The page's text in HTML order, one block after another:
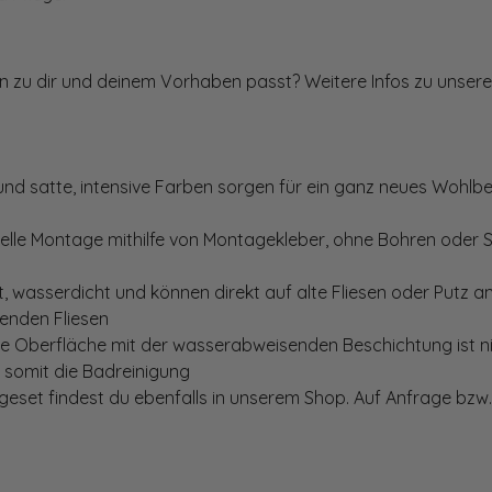
dir und deinem Vorhaben passt? Weitere Infos zu
satte, intensive Farben sorgen für ein ganz neues
Montage mithilfe von Montagekleber, ohne Bohren oder
wasserdicht und können direkt auf alte Fliesen oder Putz
Fliesen
Oberfläche mit der wasserabweisenden Beschichtung ist
die Badreinigung
findest du ebenfalls in unserem Shop. Auf Anfrage